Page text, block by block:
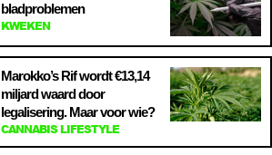
bladproblemen
KWEKEN
Marokko’s Rif wordt €13,14
miljard waard door
legalisering. Maar voor wie?
CANNABIS LIFESTYLE